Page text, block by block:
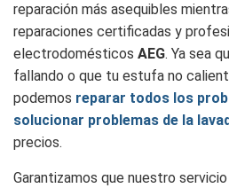
reparación más asequibles
reparaciones certificadas y
electrodomésticos AEG. Ya sea
fallando o que tu estufa no
podemos reparar todos los
solucionar problemas de la
precios.
Garantizamos que nuestro